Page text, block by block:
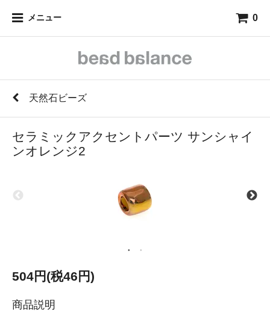
メニュー 0
天然石ビーズ
セラミックアクセントパーツ サンシャイ
ンオレンジ2
504円(税46円)
商品説明